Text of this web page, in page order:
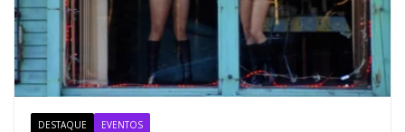
DESTAQUE EVENTOS